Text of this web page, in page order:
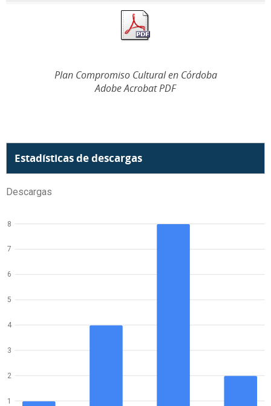
Plan Compromiso Cultural en Córdoba
Adobe Acrobat PDF
Estadísticas de descargas
Descargas
1
2
3
4
5
6
7
8